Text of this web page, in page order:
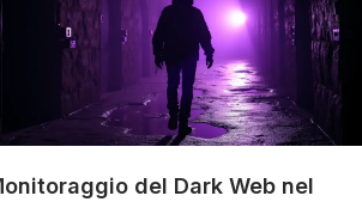
del Dark Web nel